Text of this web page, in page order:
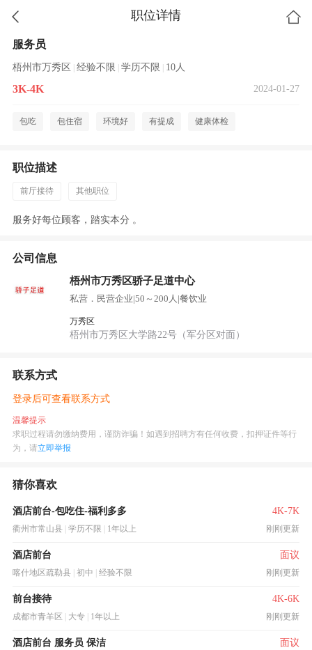
职位详情
服务员
梧州市万秀区 经验不限 学历不限 10人
3K-4K 2024-01-27
包吃 包住宿 环境好 有提成 健康体检
职位描述
前厅接待 其他职位
服务好每位顾客，踏实本分 。
公司信息
梧州市万秀区骄子足道中心
私营．民营企业|50～200人 |餐饮业
万秀区
梧州市万秀区大学路22号（军分区对面）
联系方式
登录后可查看联系方式
温馨提示
求职过程请勿缴纳费用，谨防诈骗！如遇到招聘方有任何收费，扣押证件等行
为，请立即举报
猜你喜欢
酒店前台-包吃住-福利多多 4K-7K
衢州市常山县 学历不限 1年以上 刚刚更新
酒店前台 面议
喀什地区疏勒县 初中 经验不限 刚刚更新
前台接待 4K-6K
成都市青羊区 大专 1年以上 刚刚更新
酒店前台 服务员 保洁 面议